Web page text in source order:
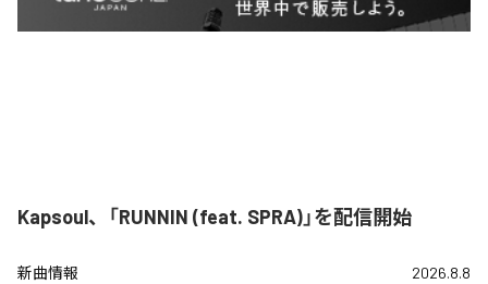
Kapsoul、「RUNNIN (feat. SPRA)」を配信開始
新曲情報 2026.8.8